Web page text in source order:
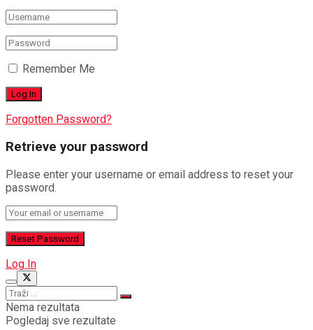
Remember Me
Forgotten Password?
Retrieve your password
Please enter your username or email address to reset your
password.
Log In
Nema rezultata
Pogledaj sve rezultate